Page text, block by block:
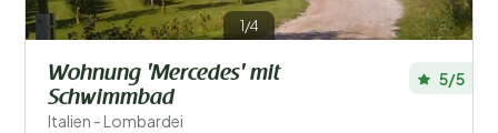
1/4
Wohnung 'Mercedes' mit
Schwimmbad
Italien - Lombardei
5/5